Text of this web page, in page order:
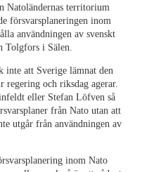
Natoländernas territorium
försvarsplaneringen inom
användningen av svenskt
Tolgfors i Sälen.
inte att Sverige lämnat den
och riksdag agerar.
eller Stefan Löfven så
från Nato utan att
utgår från användningen av
inom Nato